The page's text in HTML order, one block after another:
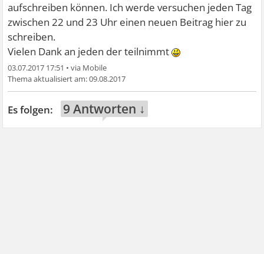
aufschreiben können. Ich werde versuchen jeden Tag
zwischen 22 und 23 Uhr einen neuen Beitrag hier zu
schreiben.
Vielen Dank an jeden der teilnimmt
03.07.2017 17:51 •
09.08.2017
9 Antworten ↓